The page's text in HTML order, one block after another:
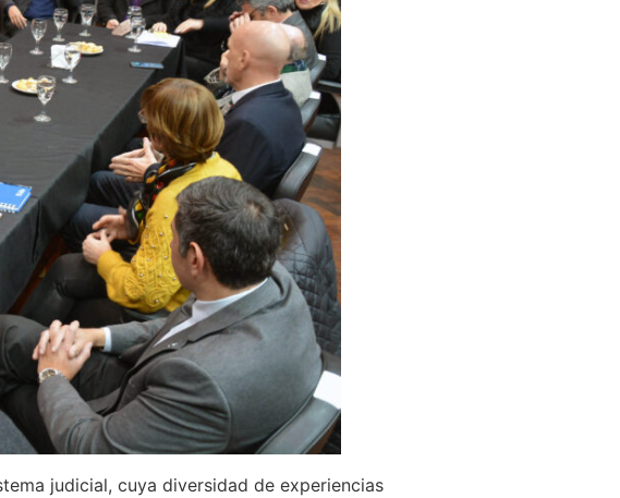
judicial, cuya diversidad de experiencias